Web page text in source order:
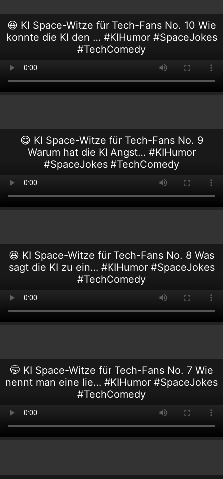
😆 KI Space-Witze für Tech-Fans No. 10 Wie
konnte die KI den … #KIHumor #SpaceJokes
#TechComedy
😋 KI Space-Witze für Tech-Fans No. 9
Warum hat die KI Angst… #KIHumor
#SpaceJokes #TechComedy
😆 KI Space-Witze für Tech-Fans No. 8 Was
sagt die KI zu ein… #KIHumor #SpaceJokes
#TechComedy
🤭 KI Space-Witze für Tech-Fans No. 7 Wie
nennt man eine lie… #KIHumor #SpaceJokes
#TechComedy